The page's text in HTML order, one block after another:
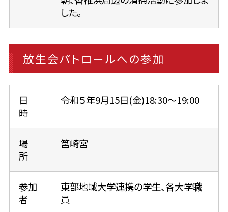
した。
放生会パトロールへの参加
日
時
令和５年9月15日(金)18:30～19:00
場
所
筥崎宮
参加
者
東部地域大学連携の学生、各大学職
員